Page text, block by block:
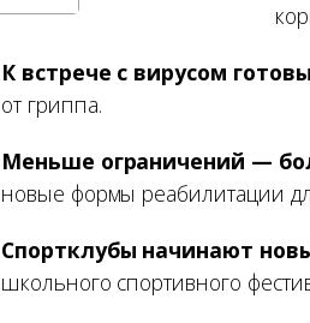
К встрече с вирусом
от гриппа.
Меньше ограничений —
новые формы реабилитации
Спортклубы начинают
школьного спортивного